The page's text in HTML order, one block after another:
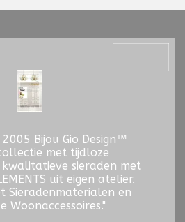
Bijou Gio Design™
met tijdloze
sieraden met
uit eigen atelier.
Sieradenmaterialen en
Woonaccessoires."